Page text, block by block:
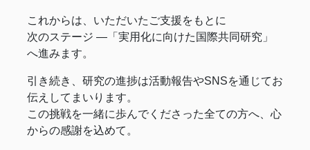
これからは、いただいたご支援をもとに
次のステージ ―「実用化に向けた国際共同研究」
へ進みます。
引き続き、研究の進捗は活動報告やSNSを通じてお
伝えしてまいります。
この挑戦を一緒に歩んでくださった全ての方へ、心
からの感謝を込めて。